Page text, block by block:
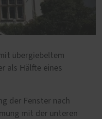
übergiebeltem
als Hälfte eines
der Fenster nach
mit der unteren